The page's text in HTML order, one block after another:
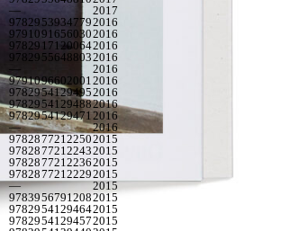
—
2017
97829539347792016
97910916560302016
97829171200642016
97829556488032016
—
2016
97910966020012016
97829541294952016
97829541294882016
97829541294712016
—
2016
97828772122502015
97828772122432015
97828772122362015
97828772122292015
—
2015
97839567912082015
97829541294642015
97829541294572015